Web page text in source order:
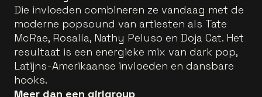
Die invloeden combineren ze vandaag met de
moderne popsound van artiesten als Tate
McRae, Rosalía, Nathy Peluso en Doja Cat. Het
resultaat is een energieke mix van dark pop,
Latijns-Amerikaanse invloeden en dansbare
hooks.
Meer dan een girlgroup